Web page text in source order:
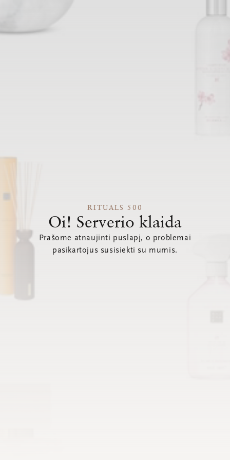
RITUALS 500
Oi! Serverio klaida
Prašome atnaujinti puslapį, o problemai
pasikartojus susisiekti su mumis.